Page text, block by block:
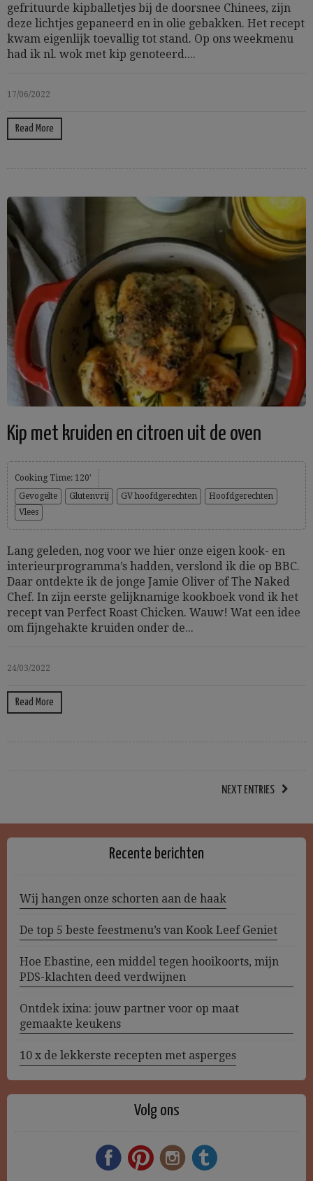
gefrituurde kipballetjes bij de doorsnee Chinees, zijn
deze lichtjes gepaneerd en in olie gebakken. Het recept
kwam eigenlijk toevallig tot stand. Op ons weekmenu
had ik nl. wok met kip genoteerd....
17/06/2022
Read More
Kip met kruiden en citroen uit de oven
Cooking Time: 120'
Gevogelte
Glutenvrij GV hoofdgerechten
Hoofdgerechten
Vlees
Lang geleden, nog voor we hier onze eigen kook- en
interieurprogramma’s hadden, verslond ik die op BBC.
Daar ontdekte ik de jonge Jamie Oliver of The Naked
Chef. In zijn eerste gelijknamige kookboek vond ik het
recept van Perfect Roast Chicken. Wauw! Wat een idee
om fijngehakte kruiden onder de...
24/03/2022
Read More
NEXT ENTRIES
Recente berichten
Wij hangen onze schorten aan de haak
De top 5 beste feestmenu’s van Kook Leef Geniet
Hoe Ebastine, een middel tegen hooikoorts, mijn
PDS-klachten deed verdwijnen
Ontdek ixina: jouw partner voor op maat
gemaakte keukens
10 x de lekkerste recepten met asperges
Volg ons